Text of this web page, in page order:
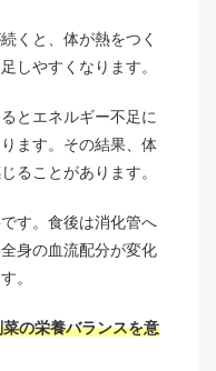
くと、体が熱をつく
しやすくなります。
とエネルギー不足に
ます。その結果、体
ることがあります。
す。食後は消化管へ
身の血流配分が変化
。
の栄養バランスを意